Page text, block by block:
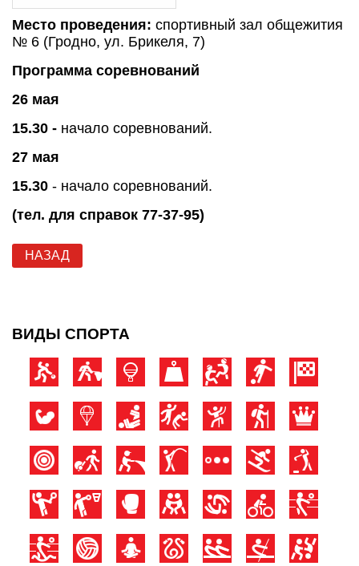
Место проведения: спортивный зал общежития
№ 6 (Гродно, ул. Брикеля, 7)
Программа соревнований
26 мая
15.30 - начало соревнований.
27 мая
15.30 - начало соревнований.
(тел. для справок 77-37-95)
НАЗАД
ВИДЫ СПОРТА